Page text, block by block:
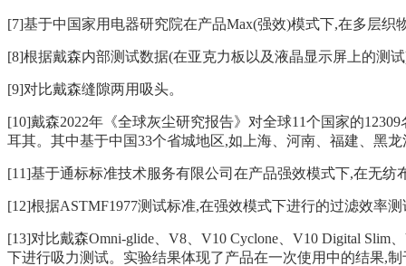
[7]基于中国家用电器研究院在产品Max(强效)模式下,在多层
[8]根据戴森内部测试数据(在亚克力板以及液晶显示屏上的测
[9]对比戴森缝隙两用吸头。
[10]戴森2022年《全球灰尘研究报告》对全球11个国家的
耳其。其中基于中国33个省城地区,如上海、河南、福建、黑
[11]基于通标标准技术服务有限公司在产品强效模式下,在无
[12]根据ASTMF1977测试标准,在强效模式下进行的过滤效率
[13]对比戴森Omni-glide、V8、V10 Cyclone、V10 Digital Slim
下进行吸力测试。实验结果体现了产品在一次使用中的结果,